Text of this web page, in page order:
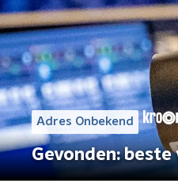
Adres Onbekend
Gevonden: